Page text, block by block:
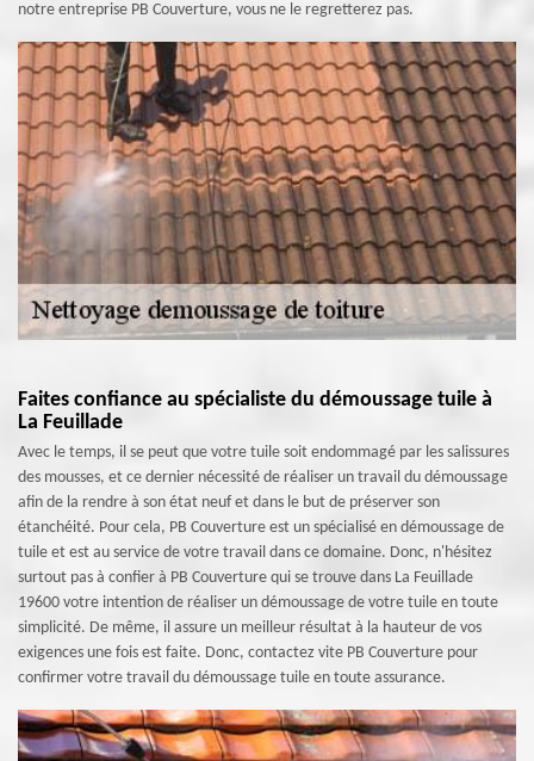
notre entreprise PB Couverture, vous ne le regretterez pas.
Faites confiance au spécialiste du démoussage tuile à
La Feuillade
Avec le temps, il se peut que votre tuile soit endommagé par les salissures
des mousses, et ce dernier nécessité de réaliser un travail du démoussage
afin de la rendre à son état neuf et dans le but de préserver son
étanchéité. Pour cela, PB Couverture est un spécialisé en démoussage de
tuile et est au service de votre travail dans ce domaine. Donc, n'hésitez
surtout pas à confier à PB Couverture qui se trouve dans La Feuillade
19600 votre intention de réaliser un démoussage de votre tuile en toute
simplicité. De même, il assure un meilleur résultat à la hauteur de vos
exigences une fois est faite. Donc, contactez vite PB Couverture pour
confirmer votre travail du démoussage tuile en toute assurance.